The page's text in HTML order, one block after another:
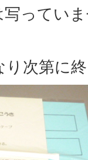
ってい
次第に